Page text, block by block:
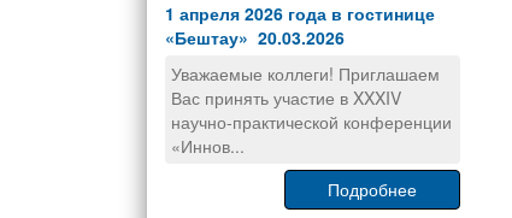
1 апреля 2026 года в гостинице
«Бештау» 20.03.2026
Уважаемые коллеги! Приглашаем
Вас принять участие в XXXIV
научно-практической конференции
«Иннов...
Подробнее